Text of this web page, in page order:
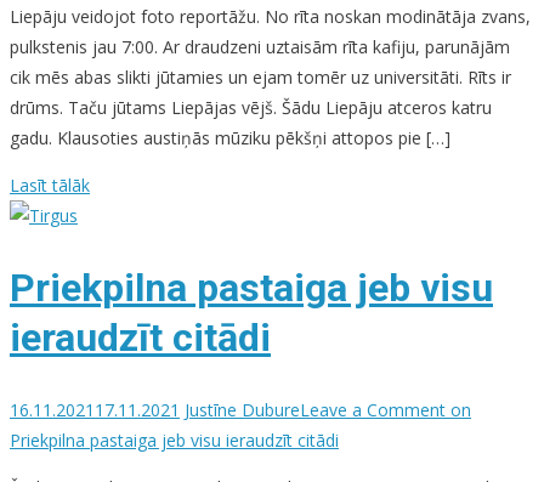
Liepāju veidojot foto reportāžu. No rīta noskan modinātāja zvans,
pulkstenis jau 7:00. Ar draudzeni uztaisām rīta kafiju, parunājām
cik mēs abas slikti jūtamies un ejam tomēr uz universitāti. Rīts ir
drūms. Taču jūtams Liepājas vējš. Šādu Liepāju atceros katru
gadu. Klausoties austiņās mūziku pēkšņi attopos pie […]
Lasīt tālāk
Priekpilna pastaiga jeb visu
ieraudzīt citādi
16.11.2021 17.11.2021 Justīne DubureLeave a Comment on
Priekpilna pastaiga jeb visu ieraudzīt citādi